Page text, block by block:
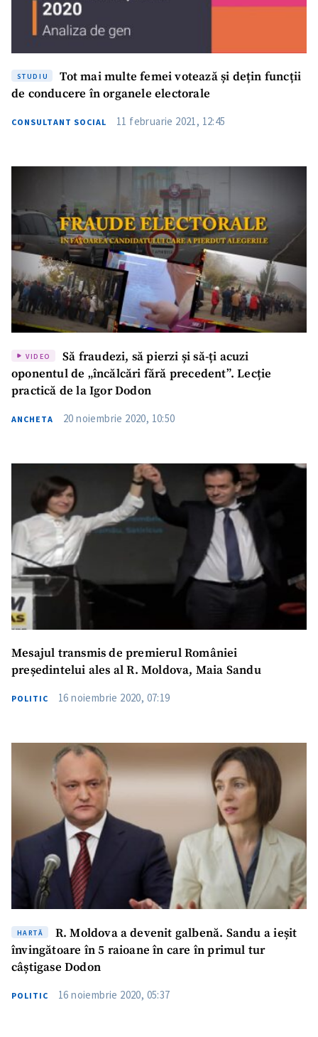
STUDIU
Tot mai multe femei votează și dețin funcții
de conducere în organele electorale
CONSULTANT SOCIAL 11 februarie 2021, 12:45
VIDEO
Să fraudezi, să pierzi și să-ți acuzi
oponentul de „încălcări fără precedent”. Lecție
practică de la Igor Dodon
ANCHETA 20 noiembrie 2020, 10:50
Mesajul transmis de premierul României
președintelui ales al R. Moldova, Maia Sandu
POLITIC 16 noiembrie 2020, 07:19
HARTĂ
R. Moldova a devenit galbenă. Sandu a ieșit
învingătoare în 5 raioane în care în primul tur
câștigase Dodon
POLITIC 16 noiembrie 2020, 05:37